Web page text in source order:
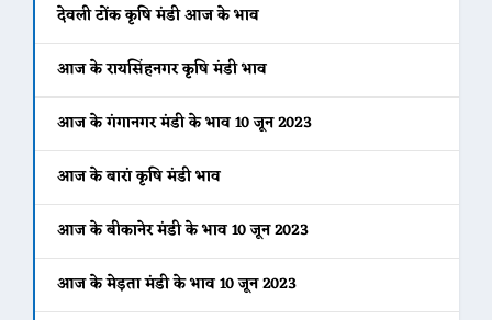
देवली टोंक कृषि मंडी आज के भाव
आज के रायसिंहनगर कृषि मंडी भाव
आज के गंगानगर मंडी के भाव 10 जून 2023
आज के बारां कृषि मंडी भाव
आज के बीकानेर मंडी के भाव 10 जून 2023
आज के मेड़ता मंडी के भाव 10 जून 2023